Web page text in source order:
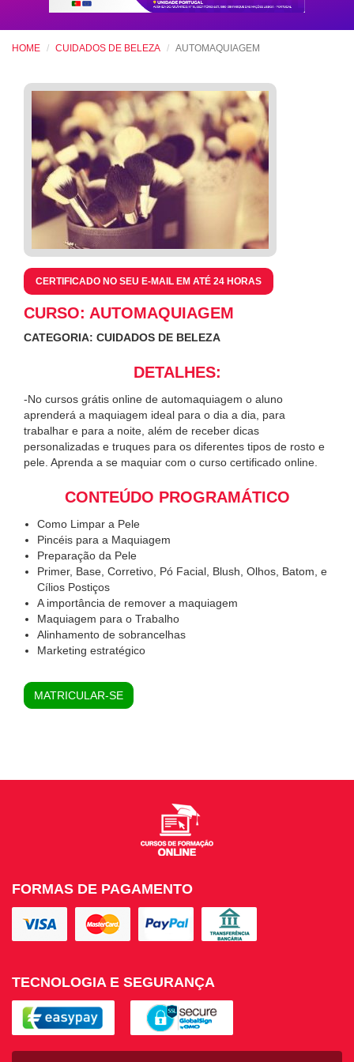
HOME CUIDADOS DE BELEZA AUTOMAQUIAGEM
CERTIFICADO NO SEU E-MAIL EM ATÉ 24 HORAS
CURSO: AUTOMAQUIAGEM
CATEGORIA: CUIDADOS DE BELEZA
DETALHES:
-No cursos grátis online de automaquiagem o aluno
aprenderá a maquiagem ideal para o dia a dia, para
trabalhar e para a noite, além de receber dicas
personalizadas e truques para os diferentes tipos de rosto e
pele. Aprenda a se maquiar com o curso certificado online.
CONTEÚDO PROGRAMÁTICO
Como Limpar a Pele
Pincéis para a Maquiagem
Preparação da Pele
Primer, Base, Corretivo, Pó Facial, Blush, Olhos, Batom, e
Cílios Postiços
A importância de remover a maquiagem
Maquiagem para o Trabalho
Alinhamento de sobrancelhas
Marketing estratégico
MATRICULAR-SE
FORMAS DE PAGAMENTO
TECNOLOGIA E SEGURANÇA